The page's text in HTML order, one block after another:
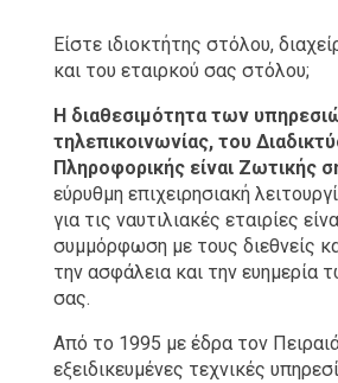
Είστε ιδιοκτήτης στόλου,
και του εταιρκού σας στόλου;
Η διαθεσιμότητα των
τηλεπικοινωνίας, του
Πληροφορικής είναι Ζωτικής
εύρυθμη επιχειρησιακή
για τις ναυτιλιακές εταιρίες
συμμόρφωση με τους διεθνείς
την ασφάλεια και την
σας.
Από το 1995 με έδρα τον
εξειδικευμένες τεχνικές